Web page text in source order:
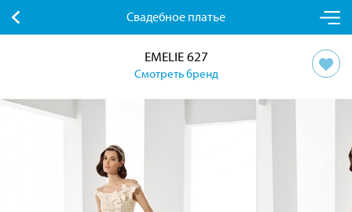
Свадебное платье
EMELIE 627
Смотреть бренд